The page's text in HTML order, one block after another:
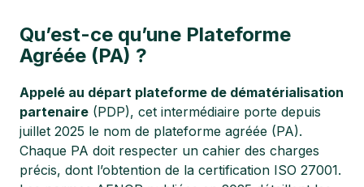
Qu’est-ce qu’une Plateforme
Agréée (PA) ?
Appelé au départ plateforme de dématérialisation
partenaire (PDP), cet intermédiaire porte depuis
juillet 2025 le nom de plateforme agréée (PA).
Chaque PA doit respecter un cahier des charges
précis, dont l’obtention de la certification ISO 27001.